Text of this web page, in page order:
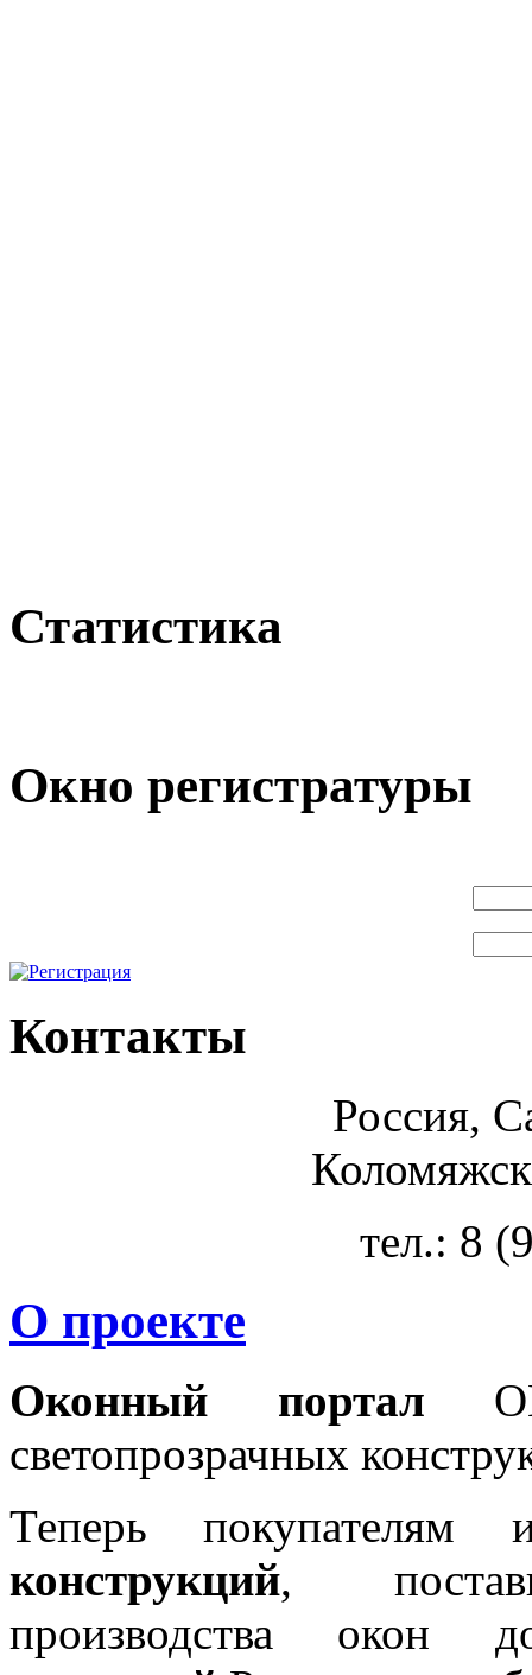
Статистика
Окно регистратуры
Контакты
Россия,
тел.: 8
О проекте
Оконный портал
светопрозрачных
Теперь покупателям
конструкций,
производства окон